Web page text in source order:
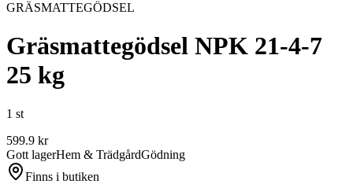
GRÄSMATTEGÖDSEL
Gräsmattegödsel NPK 21-4-7
25 kg
1 st
599.9 kr
Gott lagerHem & TrädgårdGödning
Finns i butiken